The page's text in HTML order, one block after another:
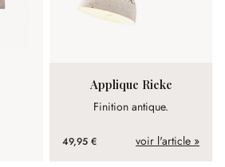
Applique Rieke
Finition antique.
49,95 € voir l'article »